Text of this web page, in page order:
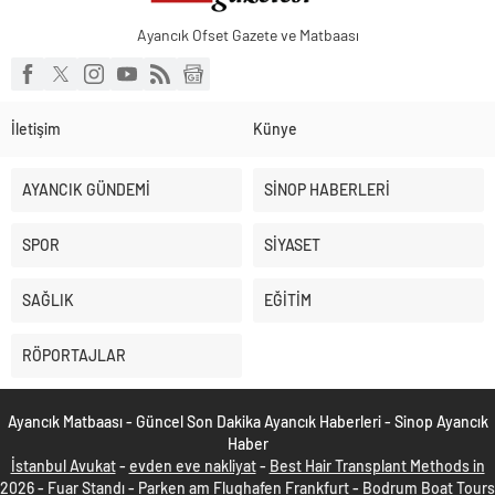
Ayancık Ofset Gazete ve Matbaası
İletişim Künye
AYANCIK GÜNDEMİ SİNOP HABERLERİ
SPOR SİYASET
SAĞLIK EĞİTİM
RÖPORTAJLAR
Ayancık Matbaası - Güncel Son Dakika Ayancık Haberleri - Sinop Ayancık
Haber
İstanbul Avukat- evden eve nakliyat- Best Hair Transplant Methods in
2026- Fuar Standı- Parken am Flughafen Frankfurt- Bodrum Boat Tours